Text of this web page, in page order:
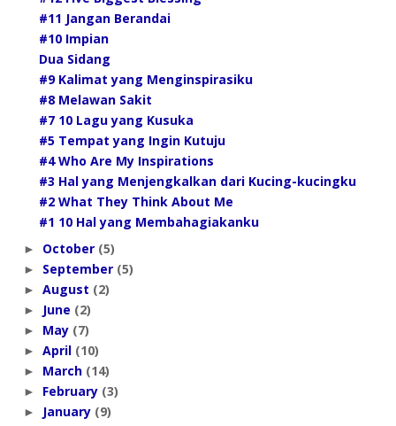
#11 Jangan Berandai
#10 Impian
Dua Sidang
#9 Kalimat yang Menginspirasiku
#8 Melawan Sakit
#7 10 Lagu yang Kusuka
#5 Tempat yang Ingin Kutuju
#4 Who Are My Inspirations
#3 Hal yang Menjengkalkan dari Kucing-kucingku
#2 What They Think About Me
#1 10 Hal yang Membahagiakanku
► October (5)
► September (5)
► August (2)
► June (2)
► May (7)
► April (10)
► March (14)
► February (3)
► January (9)